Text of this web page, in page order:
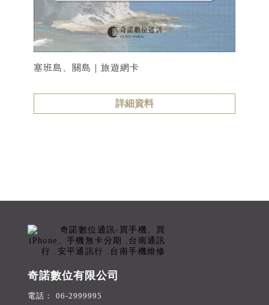
塞班島、關島｜旅遊網卡
詳細資料
奇諾數位有限公司
06-2999995